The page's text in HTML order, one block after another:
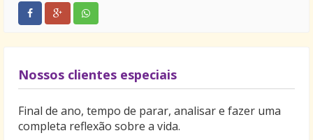
Nossos clientes especiais
Final de ano, tempo de parar, analisar e fazer uma
completa reflexão sobre a vida.